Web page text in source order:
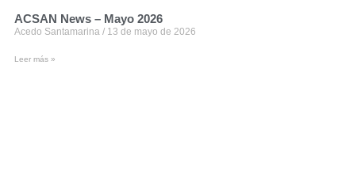
ACSAN News – Mayo 2026
Acedo Santamarina 13 de mayo de 2026
Leer más »